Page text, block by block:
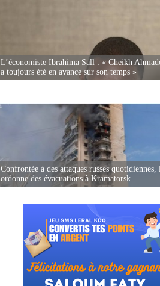
L’économiste Ibrahima Sall : « Cheikh
a toujours été en avance sur son temps »
Confrontée à des attaques russes
ordonne des évacuations à Kramatorsk